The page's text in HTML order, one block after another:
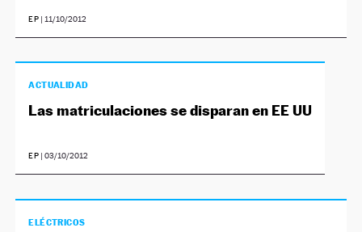
EP | 11/10/2012
ACTUALIDAD
Las matriculaciones se disparan en EE UU
EP |03/10/2012
ELÉCTRICOS